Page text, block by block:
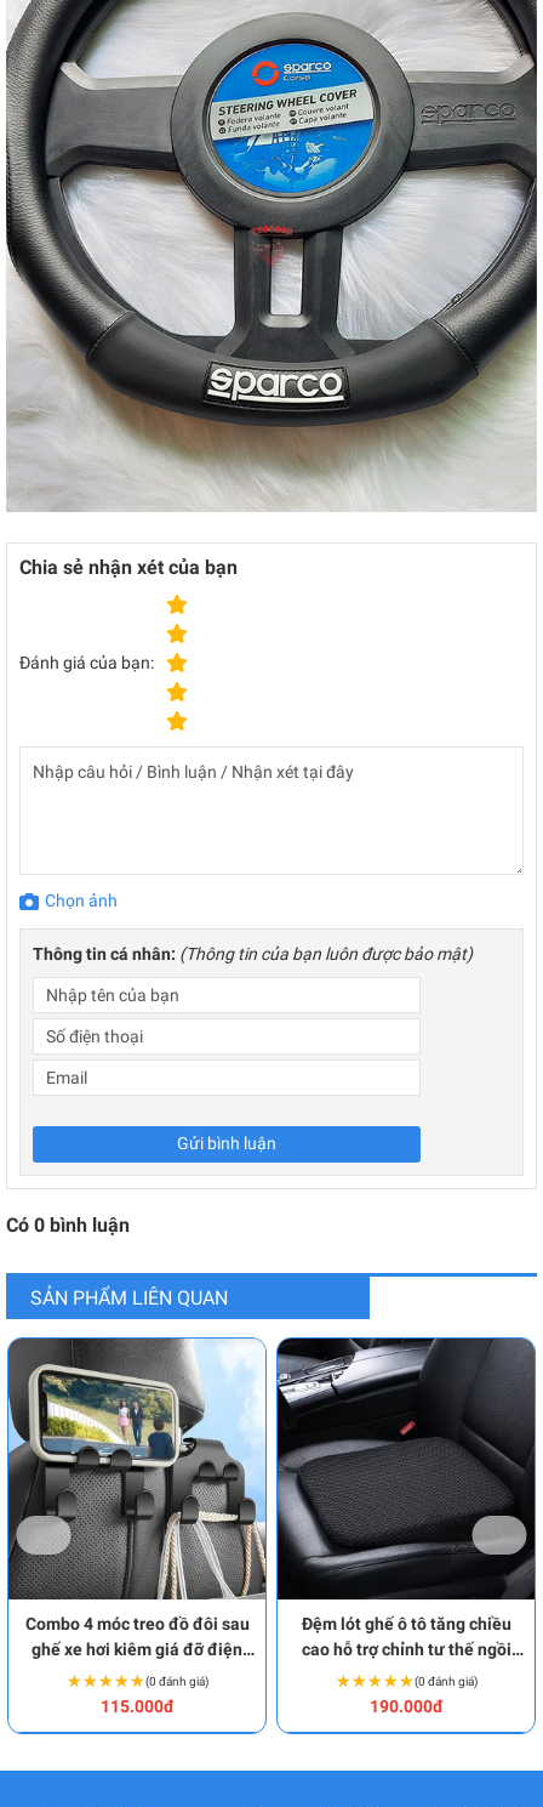
Chia sẻ nhận xét của bạn
Đánh giá của bạn:
Chọn ảnh
Thông tin cá nhân: (Thông tin của bạn luôn được bảo mật)
Gửi bình luận
Có 0 bình luận
SẢN PHẨM LIÊN QUAN
Combo 4 móc treo đồ đôi sau
ghế xe hơi kiêm giá đỡ điện
thoại đa năng BA2046
★★★★★
★★★★★(0 đánh giá)
115.000đ
Đệm lót ghế ô tô tăng chiều
cao hỗ trợ chỉnh tư thế ngồi
chuẩn BA2045
★★★★★
★★★★★(0 đánh giá)
190.000đ